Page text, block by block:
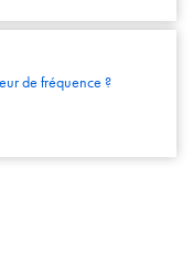
de fréquence ?